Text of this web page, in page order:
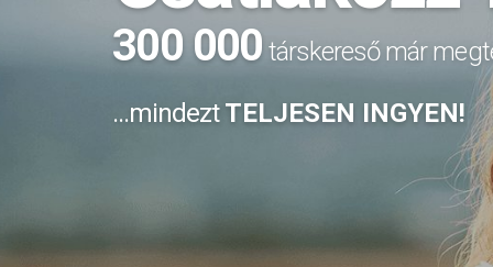
300 000társkereső már
...mindeztTELJESEN INGYEN!